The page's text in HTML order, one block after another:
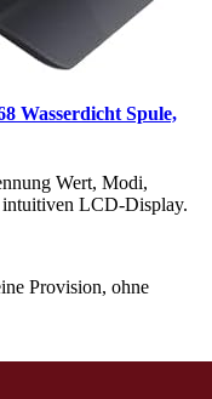
Wasserdicht Spule,
Wert, Modi,
LCD-Display.
Provision, ohne